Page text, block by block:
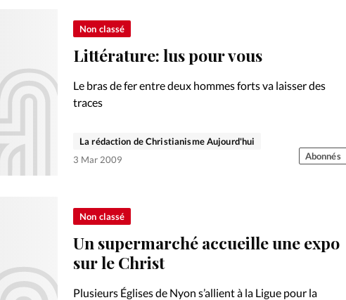
Non classé
Littérature: lus pour vous
Le bras de fer entre deux hommes forts va laisser des
traces
La rédaction de Christianisme Aujourd'hui
3 Mar 2009
Abonnés
Non classé
Un supermarché accueille une expo
sur le Christ
Plusieurs Églises de Nyon s’allient à la Ligue pour la